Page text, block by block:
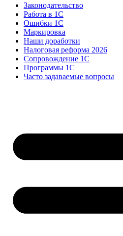
Законодательство
Работа в 1С
Ошибки 1С
Маркировка
Наши доработки
Налоговая реформа 2026
Сопровождение 1С
Программы 1С
Часто задаваемые вопросы